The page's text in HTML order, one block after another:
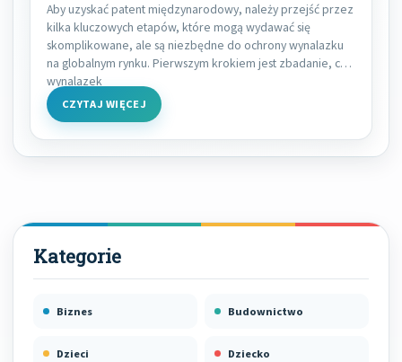
Aby uzyskać patent międzynarodowy, należy przejść przez
kilka kluczowych etapów, które mogą wydawać się
skomplikowane, ale są niezbędne do ochrony wynalazku
na globalnym rynku. Pierwszym krokiem jest zbadanie, czy
wynalazek
CZYTAJ WIĘCEJ
Biznes Budownictwo
Dzieci Dziecko